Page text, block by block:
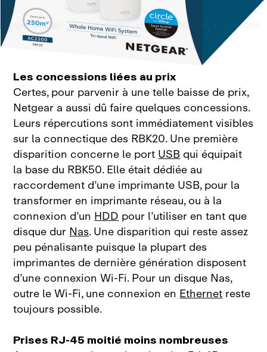
Les concessions liées au prix
Certes, pour parvenir à une telle baisse de prix,
Netgear a aussi dû faire quelques concessions.
Leurs répercutions sont immédiatement visibles
sur la connectique des RBK20. Une première
disparition concerne le portUSBqui équipait
la base du RBK50. Elle était dédiée au
raccordement d’une imprimante USB, pour la
transformer en imprimante réseau, ou à la
connexion d’un HDDpour l’utiliser en tant que
disque durNas. Une disparition qui reste assez
peu pénalisante puisque la plupart des
imprimantes de dernière génération disposent
d’une connexion Wi‑Fi. Pour un disque Nas,
outre le Wi‑Fi, une connexion enEthernetreste
toujours possible.
Prises RJ-45 moitié moins nombreuses